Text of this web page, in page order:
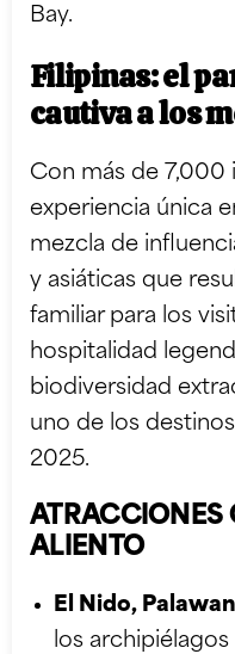
Bay.
Filipinas: el
cautiva a los
Con más de 7,000
experiencia única
mezcla de
y asiáticas que
familiar para los
hospitalidad
biodiversidad
uno de los
2025.
ATRACCIONES
ALIENTO
El Nido,
los